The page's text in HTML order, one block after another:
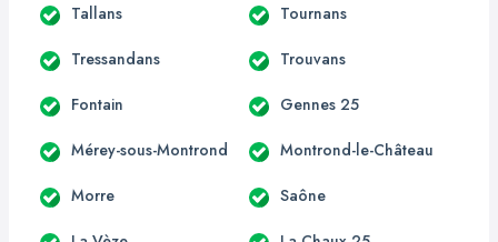
Tallans Tournans
Tressandans Trouvans
Fontain Gennes 25
Mérey-sous-Montrond Montrond-le-Château
Morre Saône